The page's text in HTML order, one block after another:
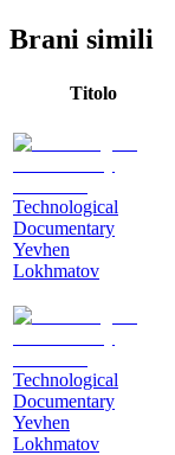
Brani simili
Titolo
Technological
Documentary
Yevhen
Lokhmatov
Technological
Documentary
Yevhen
Lokhmatov